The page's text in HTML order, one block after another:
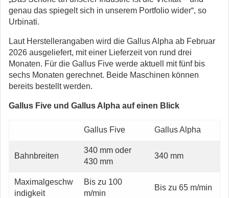
genau das spiegelt sich in unserem Portfolio wider“, so
Urbinati.
Laut Herstellerangaben wird die Gallus Alpha ab Februar
2026 ausgeliefert, mit einer Lieferzeit von rund drei
Monaten. Für die Gallus Five werde aktuell mit fünf bis
sechs Monaten gerechnet. Beide Maschinen können
bereits bestellt werden.
Gallus Five und Gallus Alpha auf einen Blick
Gallus Five Gallus Alpha
Bahnbreiten
340 mm oder
430 mm
340 mm
Maximalgeschw
indigkeit
Bis zu 100
m/min
Bis zu 65 m/min